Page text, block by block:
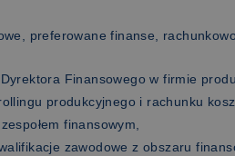
preferowane finanse,
Finansowego w firmie
produkcyjnego i rachunku
finansowym,
zawodowe z obszaru